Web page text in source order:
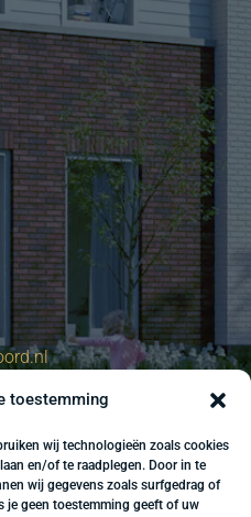
toestemming
wij technologieën zoals cookies
en/of te raadplegen. Door in te
wij gegevens zoals surfgedrag of
je geen toestemming geeft of uw